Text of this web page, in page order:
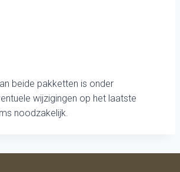
beide pakketten is onder
wijzigingen op het laatste
noodzakelijk.